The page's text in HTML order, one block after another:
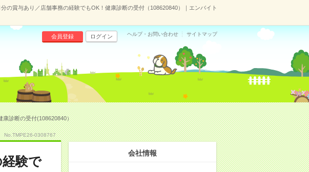
の賞与あり／店舗事務の経験でもOK！健康診断の受付（108620840）｜エンバイト
会員登録 ログイン ヘルプ・お問い合わせ サイトマップ
康診断の受付(108620840）
No.TMPE26-0308767
験で
会社情報